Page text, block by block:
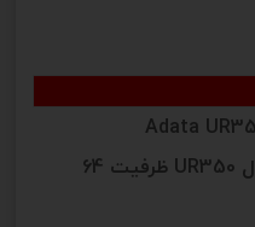
فلش مموری USB 3.2 ای دیتا مدل UR350 ظرفیت 64